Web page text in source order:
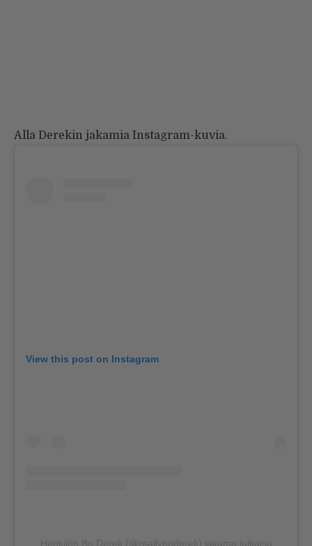
Alla Derekin jakamia Instagram-kuvia.
View this post on Instagram
Henkilön Bo Derek (@reallyboderek) jakama julkaisu